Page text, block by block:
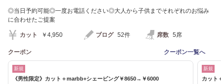
◎当日予約可能◎一度お電話ください◎大人から子供までそれぞれのお悩み
に合わせたご提案
カット ￥4,950 ブログ 52件 席数 5席
クーポン クーポン一覧へ
新規
《男性限定》カット＋marbb+シェービング￥8650→￥6000
新規
カット